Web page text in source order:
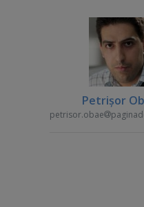
Petrişor
petrisor.obae